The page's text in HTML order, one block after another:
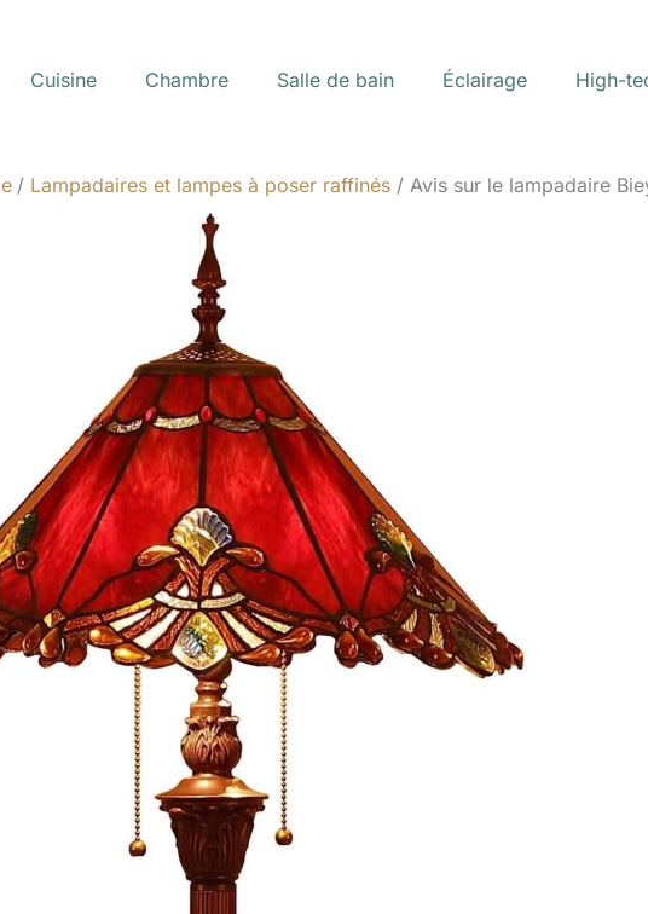
Cuisine Chambre Salle de bain Éclairage High-
Lampadaires et lampes à poser raffinés Avis sur le lampadaire